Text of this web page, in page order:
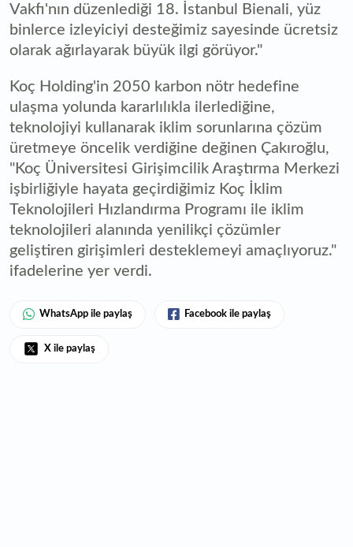
Vakfı'nın düzenlediği 18. İstanbul Bienali, yüz
binlerce izleyiciyi desteğimiz sayesinde ücretsiz
olarak ağırlayarak büyük ilgi görüyor."
Koç Holding'in 2050 karbon nötr hedefine
ulaşma yolunda kararlılıkla ilerlediğine,
teknolojiyi kullanarak iklim sorunlarına çözüm
üretmeye öncelik verdiğine değinen Çakıroğlu,
"Koç Üniversitesi Girişimcilik Araştırma Merkezi
işbirliğiyle hayata geçirdiğimiz Koç İklim
Teknolojileri Hızlandırma Programı ile iklim
teknolojileri alanında yenilikçi çözümler
geliştiren girişimleri desteklemeyi amaçlıyoruz."
ifadelerine yer verdi.
WhatsApp ile paylaş Facebook ile paylaş
X ile paylaş